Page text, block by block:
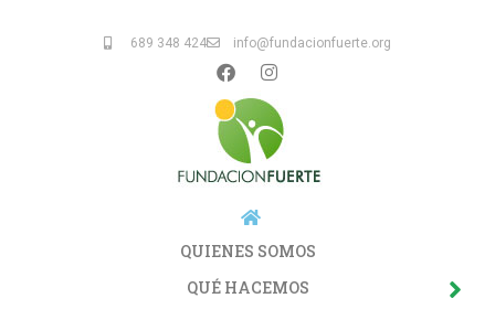
689 348 424 info@fundacionfuerte.org
QUIENES SOMOS
QUÉ HACEMOS